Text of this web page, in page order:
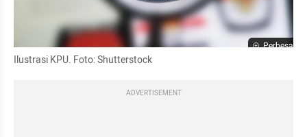
Perbesar
Ilustrasi KPU. Foto: Shutterstock
ADVERTISEMENT